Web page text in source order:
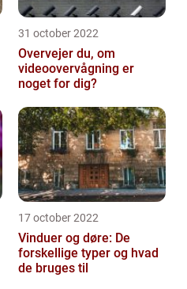
31 october 2022
Overvejer du, om
videoovervågning er
noget for dig?
17 october 2022
Vinduer og døre: De
forskellige typer og hvad
de bruges til